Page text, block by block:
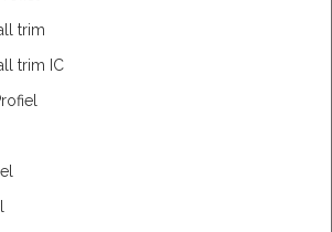
trim
trim IC